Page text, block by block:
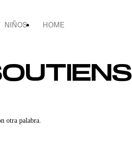
NIÑOS HOME
otra palabra.